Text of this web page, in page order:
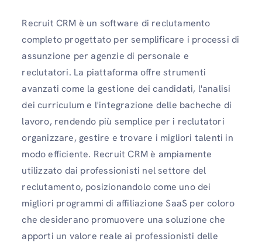
Recruit CRM è un software di reclutamento
completo progettato per semplificare i processi di
assunzione per agenzie di personale e
reclutatori. La piattaforma offre strumenti
avanzati come la gestione dei candidati, l'analisi
dei curriculum e l'integrazione delle bacheche di
lavoro, rendendo più semplice per i reclutatori
organizzare, gestire e trovare i migliori talenti in
modo efficiente. Recruit CRM è ampiamente
utilizzato dai professionisti nel settore del
reclutamento, posizionandolo come uno dei
migliori programmi di affiliazione SaaS per coloro
che desiderano promuovere una soluzione che
apporti un valore reale ai professionisti delle